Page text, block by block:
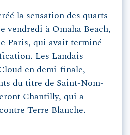
la sensation des quarts
vendredi à Omaha Beach,
Paris, qui avait terminé
Les Landais
en demi-finale,
du titre de Saint-Nom-
Chantilly, qui a
Terre Blanche.